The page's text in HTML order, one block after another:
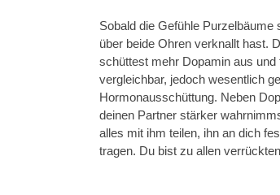
Sobald die Gefühle
über beide Ohren verknallt hast.
schüttest mehr Dopamin aus
vergleichbar, jedoch wesentlich
Hormonausschüttung. Neben
deinen Partner stärker
alles mit ihm teilen, ihn an dich
tragen. Du bist zu allen